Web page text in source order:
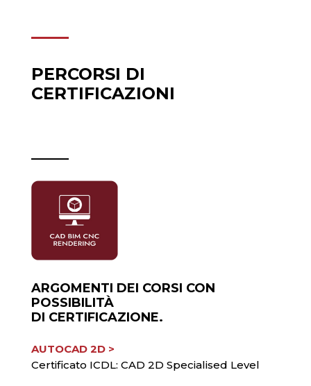
PERCORSI DI
CERTIFICAZIONI
ARGOMENTI DEI CORSI CON
POSSIBILITÀ
DI CERTIFICAZIONE.
AUTOCAD 2D >
Certificato ICDL: CAD 2D Specialised Level